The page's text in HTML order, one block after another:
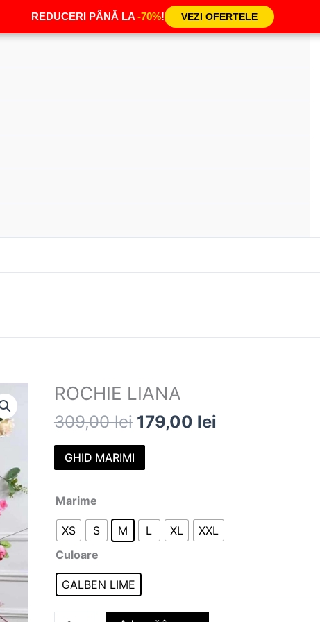
REDUCERI PÂNĂ LA -70%! VEZI OFERTELE
ROCHIE LIANA
309,00lei
Prețul
a
fost:
179,00 lei
GHID MARIMI
Marime
XS S M L XL
XXL
Culoare
GALBEN LIME
Cantitate
LIANA